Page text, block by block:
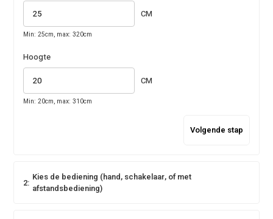
CM
Min: 25cm, max: 320cm
Hoogte
CM
Min: 20cm, max: 310cm
Volgende stap
2: Kies de bediening (hand, schakelaar, of met
afstandsbediening)